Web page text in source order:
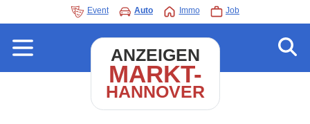
Event Auto Immo Job
ANZEIGEN
MARKT-
HANNOVER